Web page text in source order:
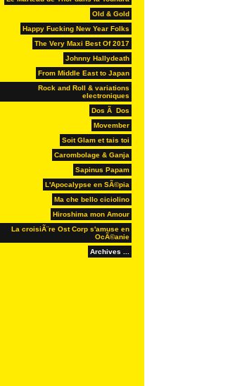
Old & Gold
Happy Fucking New Year Folks
The Very Maxi Best Of 2017
Johnny Hallydeath
From Middle East to Japan
Rock and Roll & variations
electroniques
Dos Ã Dos
Movember
Soit Glam et tais toi
Carombolage & Ganja
Sapinus Papam
L'Apocalypse en SÃ©pia
Ma che bello ciciolino
Hiroshima mon Amour
La croisiÃ¨re Ost Corp s'amuse en
OcÃ©anie
Archives ...